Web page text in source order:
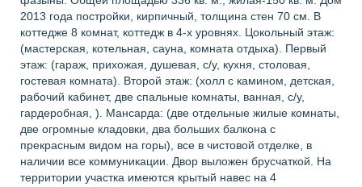
2013 года постройки, кирпичный, толщина стен 70 см. В
коттедже 8 комнат, коттедж в 4-х уровнях. Цокольный этаж:
(мастерская, котельная, сауна, комната отдыха). Первый
этаж: (гараж, прихожая, душевая, с/у, кухня, столовая,
гостевая комната). Второй этаж: (холл с камином, детская,
рабочий кабинет, две спальные комнаты, ванная, с/у,
гардеробная, ). Мансарда: (две отдельные жилые комнаты,
две огромные кладовки, два больших балкона с
прекрасным видом на горы), все в чистовой отделке, в
наличии все коммуникации. Двор выложен брусчаткой. На
территории участка имеются крытый навес на 4